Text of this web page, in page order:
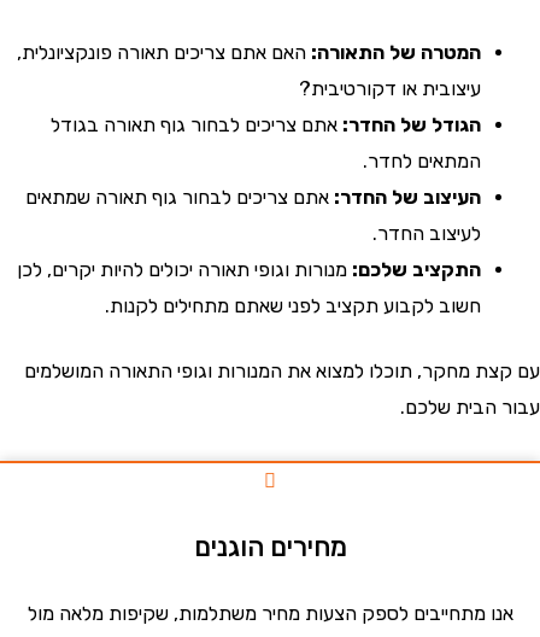
המטרה של התאורה:האם אתם צריכים תאורה פונקציונלית,
עיצובית או דקורטיבית?
הגודל של החדר:אתם צריכים לבחור גוף תאורה בגודל
המתאים לחדר.
העיצוב של החדר:אתם צריכים לבחור גוף תאורה שמתאים
לעיצוב החדר.
התקציב שלכם:מנורות וגופי תאורה יכולים להיות יקרים, לכן
חשוב לקבוע תקציב לפני שאתם מתחילים לקנות.
מחקר, תוכלו למצוא את המנורות וגופי התאורה המושלמים
שלכם.
מחירים הוגנים
מתחייבים לספק הצעות מחיר משתלמות, שקיפות מלאה מול